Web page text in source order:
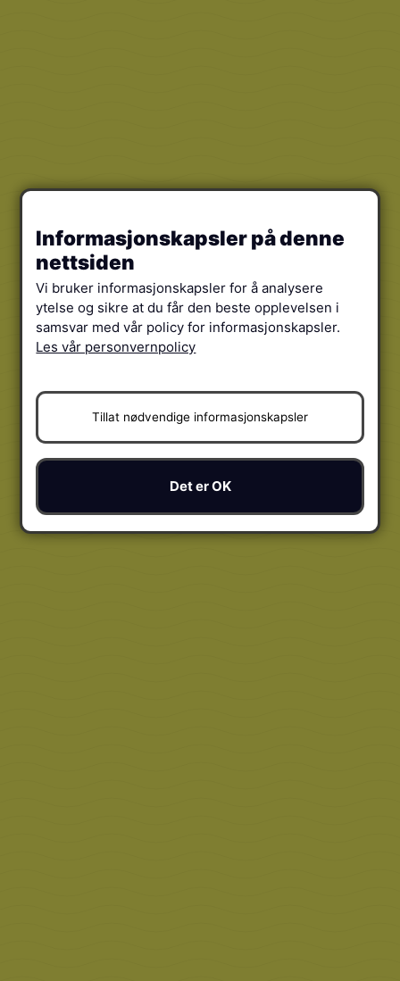
Informasjonskapsler på denne
nettsiden
Vi bruker informasjonskapsler for å analysere
ytelse og sikre at du får den beste opplevelsen i
samsvar med vår policy for informasjonskapsler.
Les vår personvernpolicy
Tillat nødvendige informasjonskapsler
Det er OK